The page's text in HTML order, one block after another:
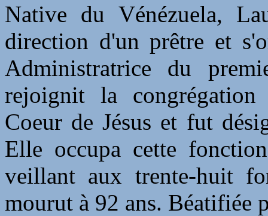
Native du Vénézuela,
direction d'un prêtre et
Administratrice du
rejoignit la congrégation
Coeur de Jésus et fut
Elle occupa cette
veillant aux trente-huit
mourut à 92 ans. Béatifiée